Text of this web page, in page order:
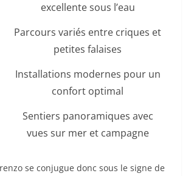
excellente sous l’eau
Parcours variés entre criques et
petites falaises
Installations modernes pour un
confort optimal
Sentiers panoramiques avec
vues sur mer et campagne
se conjugue donc sous le signe de